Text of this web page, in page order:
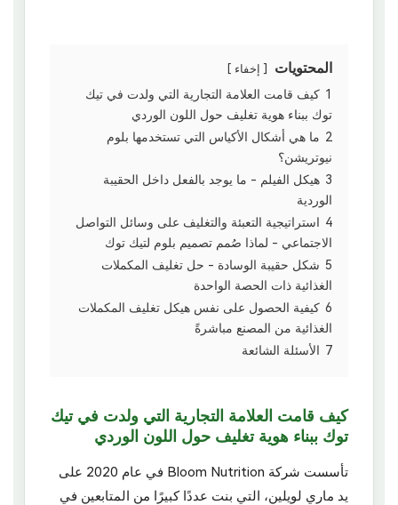
المحتويات إخفاء
1 كيف قامت العلامة التجارية التي ولدت في تيك
توك ببناء هوية تغليف حول اللون الوردي
2 ما هي أشكال الأكياس التي تستخدمها بلوم
نيوتريشن؟
3 هيكل الفيلم - ما يوجد بالفعل داخل الحقيبة
الوردية
4 استراتيجية التعبئة والتغليف على وسائل التواصل
الاجتماعي - لماذا صُمم تصميم بلوم لتيك توك
5 شكل حقيبة الوسادة - حل تغليف المكملات
الغذائية ذات الحصة الواحدة
6 كيفية الحصول على نفس هيكل تغليف المكملات
الغذائية من المصنع مباشرةً
7 الأسئلة الشائعة
كيف قامت العلامة التجارية التي ولدت في تيك
توك ببناء هوية تغليف حول اللون الوردي
تأسست شركة Bloom Nutrition في عام 2020 على
يد ماري لويلين، التي بنت عددًا كبيرًا من المتابعين في